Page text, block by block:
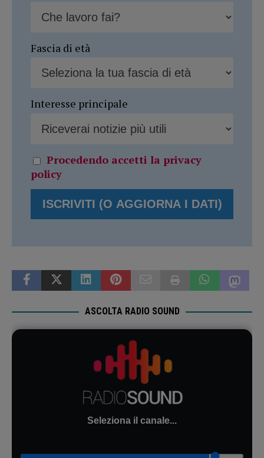
Fascia di età
Interesse principale
Procedendo accetti la privacy
policy
ASCOLTA RADIO SOUND
Seleziona il canale...